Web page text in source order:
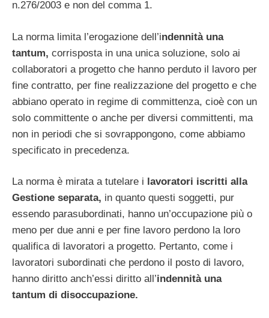
n.276/2003 e non del comma 1.
La norma limita l’erogazione dell’indennità una
tantum, corrisposta in una unica soluzione, solo ai
collaboratori a progetto che hanno perduto il lavoro per
fine contratto, per fine realizzazione del progetto e che
abbiano operato in regime di committenza, cioè con un
solo committente o anche per diversi committenti, ma
non in periodi che si sovrappongono, come abbiamo
specificato in precedenza.
La norma è mirata a tutelare i lavoratori iscritti alla
Gestione separata, in quanto questi soggetti, pur
essendo parasubordinati, hanno un’occupazione più o
meno per due anni e per fine lavoro perdono la loro
qualifica di lavoratori a progetto. Pertanto, come i
lavoratori subordinati che perdono il posto di lavoro,
hanno diritto anch’essi diritto all’indennità una
tantum di disoccupazione.